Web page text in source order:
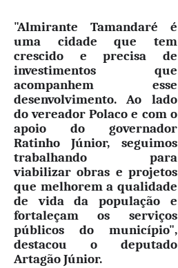
"Almirante Tamandaré é
uma cidade que tem
crescido e precisa de
investimentos que
acompanhem esse
desenvolvimento. Ao lado
do vereador Polaco e com o
apoio do governador
Ratinho Júnior, seguimos
trabalhando para
viabilizar obras e projetos
que melhorem a qualidade
de vida da população e
fortaleçam os serviços
públicos do município",
destacou o deputado
Artagão Júnior.